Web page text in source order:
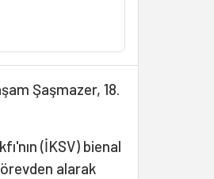
Şaşmazer, 18.
(İKSV) bienal
alarak